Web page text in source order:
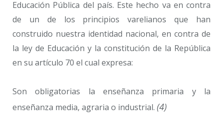
Educación Pública del país. Este hecho va en contra
de un de los principios varelianos que han
construido nuestra identidad nacional, en contra de
la ley de Educación y la constitución de la República
en su artículo 70 el cual expresa:
Son obligatorias la enseñanza primaria y la
enseñanza media, agraria o industrial. (4)